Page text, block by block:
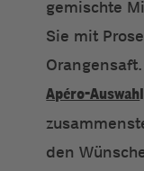
gemischte
Sie mit
Apéro-Auswahl
den